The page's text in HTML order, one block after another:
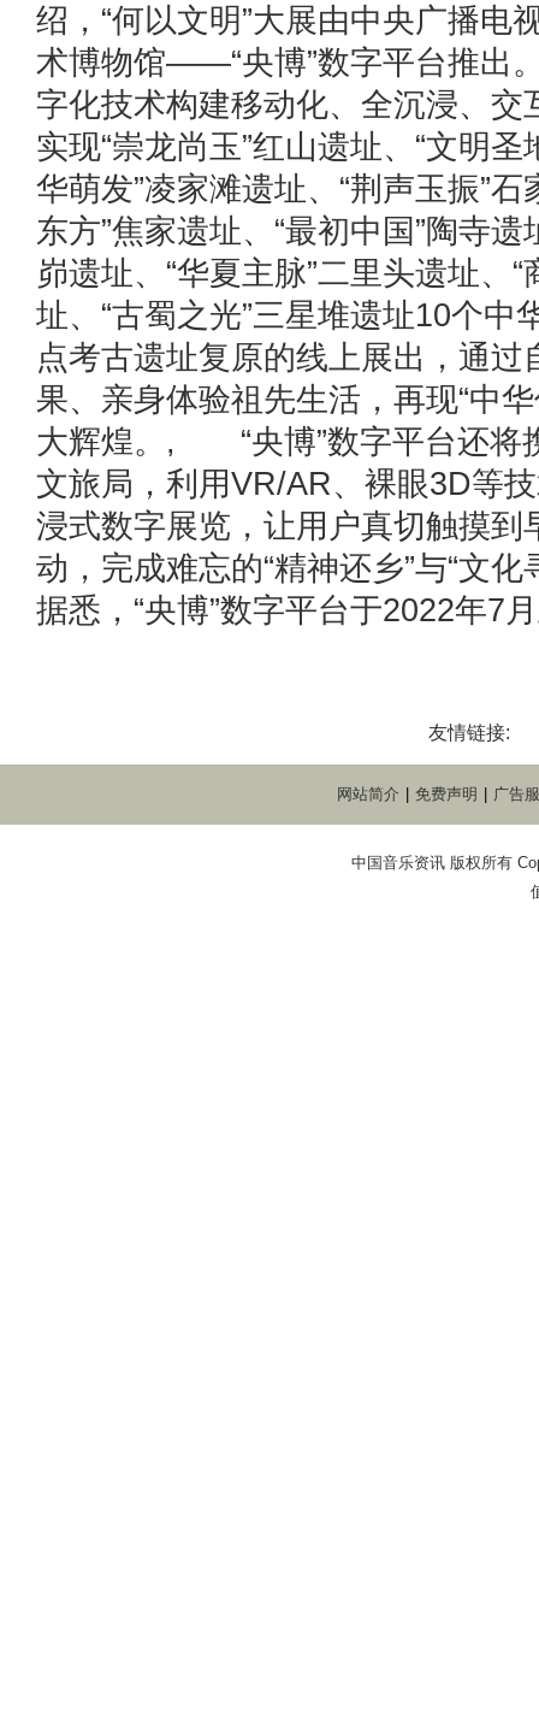
绍，“何以文明”大展由中央广播电
术博物馆——“央博”数字平台推出
字化技术构建移动化、全沉浸、交
实现“崇龙尚玉”红山遗址、“文明圣
华萌发”凌家滩遗址、“荆声玉振”石
东方”焦家遗址、“最初中国”陶寺遗
峁遗址、“华夏主脉”二里头遗址、“
址、“古蜀之光”三星堆遗址10个中
点考古遗址复原的线上展出，通过
果、亲身体验祖先生活，再现“中
大辉煌。, “央博”数字平台还将
文旅局，利用VR/AR、裸眼3D等
浸式数字展览，让用户真切触摸到
动，完成难忘的“精神还乡”与“
据悉，“央博”数字平台于2022年7
友情链接:
网站简介 免费声明 广告
中国音乐资讯 版权所有